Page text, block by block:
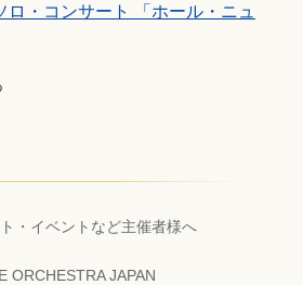
・コンサート 「ホール・ニュ
・イベントなど主催者様へ
ORCHESTRA JAPAN